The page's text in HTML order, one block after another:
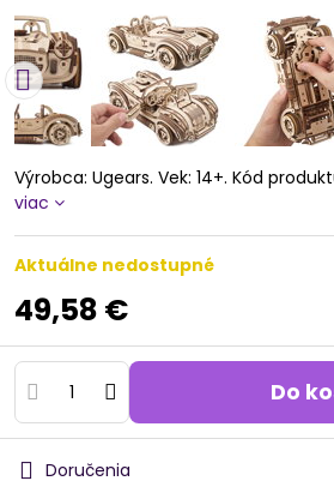
Výrobca: Ugears. Vek: 14+. Kód
viac
Aktuálne nedostupné
49,58 €
Do
Doručenia